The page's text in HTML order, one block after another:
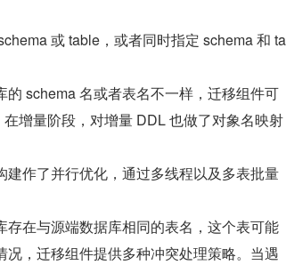
或 table，或者同时指定 schema 和 ta
schema 名或者表名不一样，迁移组件可
增量阶段，对增量 DDL 也做了对象名映射
建作了并行优化，通过多线程以及多表批量
存在与源端数据库相同的表名，这个表可能
，迁移组件提供多种冲突处理策略。当遇